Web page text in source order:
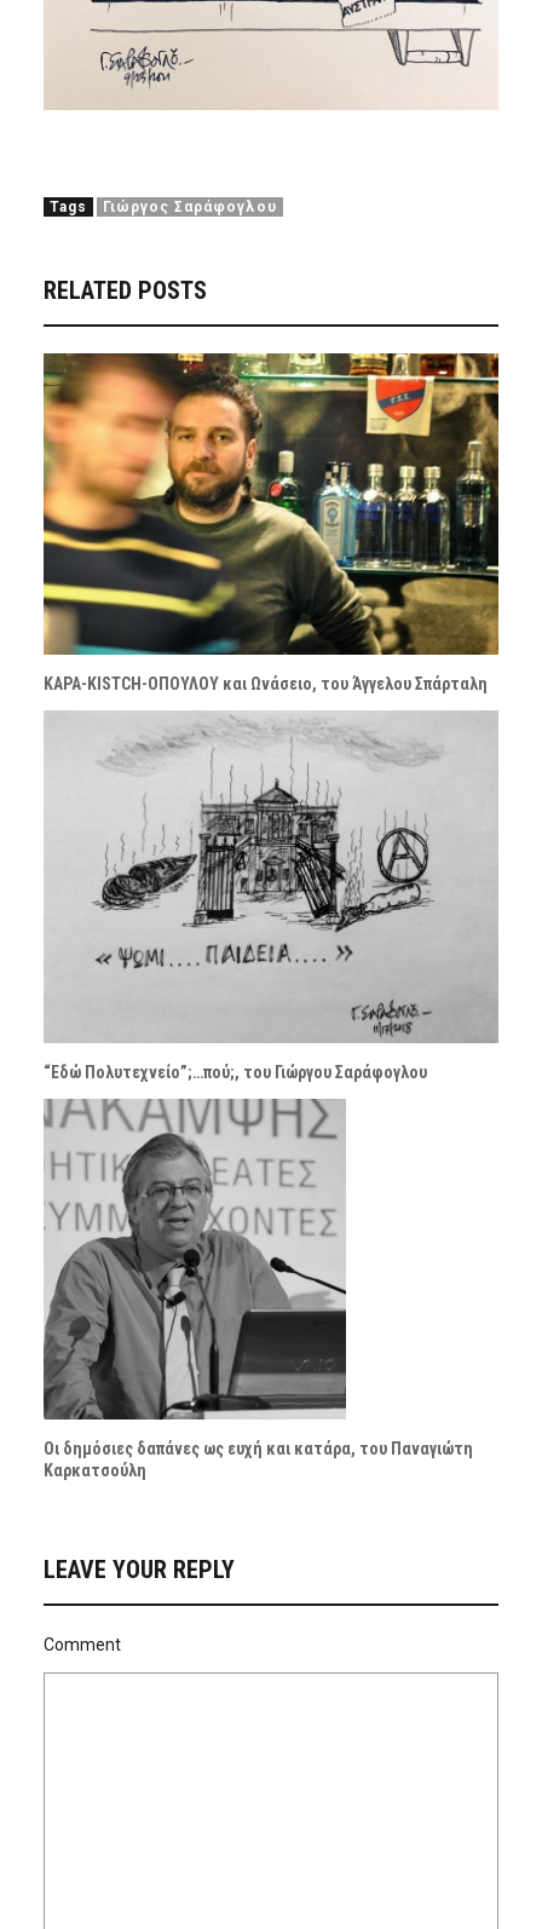
Tags Γιώργος Σαράφογλου
RELATED POSTS
ΚΑΡΑ-KISTCH-ΟΠΟΥΛΟΥ και Ωνάσειο, του Άγγελου Σπάρταλη
“Εδώ Πολυτεχνείο”;…πού;, του Γιώργου Σαράφογλου
Οι δημόσιες δαπάνες ως ευχή και κατάρα, του Παναγιώτη
Καρκατσούλη
LEAVE YOUR REPLY
Comment